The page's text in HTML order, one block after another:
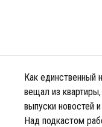
Как единственный
вещал из
выпуски новостей
Над подкастом